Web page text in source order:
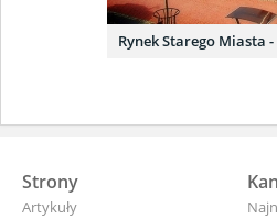
Rynek Starego Miasta -
Strony
Artykuły